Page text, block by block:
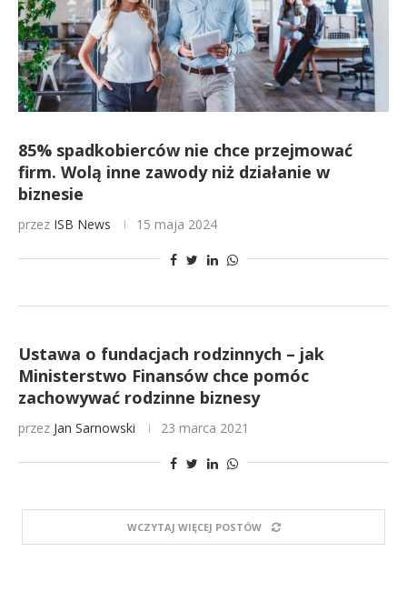
85% spadkobierców nie chce przejmować
firm. Wolą inne zawody niż działanie w
biznesie
przez ISB News 15 maja 2024
Ustawa o fundacjach rodzinnych – jak
Ministerstwo Finansów chce pomóc
zachowywać rodzinne biznesy
przez Jan Sarnowski 23 marca 2021
WCZYTAJ WIĘCEJ POSTÓW